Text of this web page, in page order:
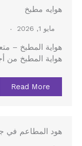
هوايه مطبخ
مايو 1, 2026
هواية المطبخ –
هواية المطبخ من
Read More
هود المطاعم في